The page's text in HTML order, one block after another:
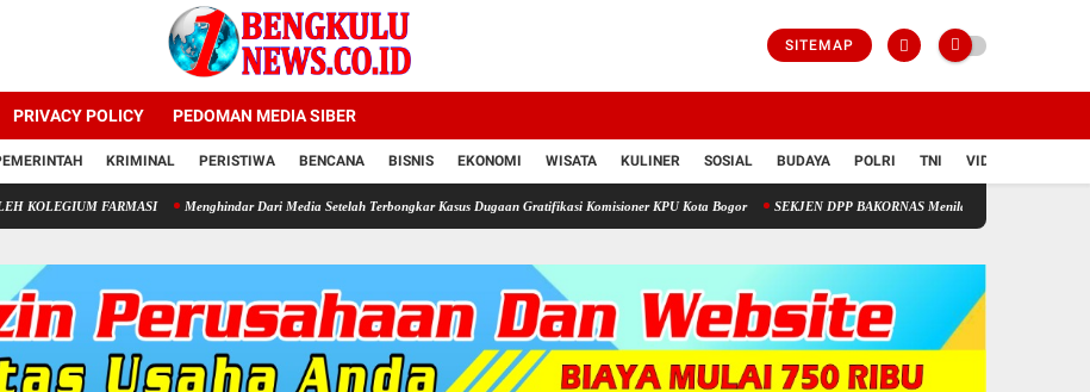
SITEMAP
PRIVACY POLICY PEDOMAN MEDIA SIBER
KRIMINAL PERISTIWA BENCANA BISNIS EKONOMI WISATA KULINER SOSIAL BUDAYA POLRI TNI VIDIO
FARMASI Menghindar Dari Media Setelah Terbongkar Kasus Dugaan Gratifikasi Komisioner KPU Kota Bogor SEKJEN DPP BAKORNAS Menilai Dana Desa Kabupaten Bekasi